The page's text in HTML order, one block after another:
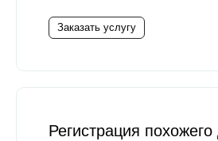
Заказать услугу
Регистрация